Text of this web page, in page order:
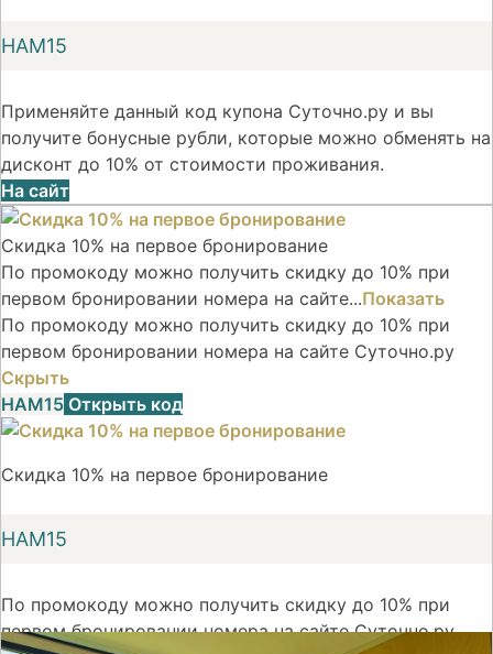
НАМ15
Применяйте данный код купона Суточно.ру и вы
получите бонусные рубли, которые можно обменять на
дисконт до 10% от стоимости проживания.
На сайт
Скидка 10% на первое бронирование
По промокоду можно получить скидку до 10% при
первом бронировании номера на сайте...Показать
По промокоду можно получить скидку до 10% при
первом бронировании номера на сайте Суточно.ру
Скрыть
НАМ15 Открыть код
Скидка 10% на первое бронирование
НАМ15
По промокоду можно получить скидку до 10% при
первом бронировании номера на сайте Суточно.ру